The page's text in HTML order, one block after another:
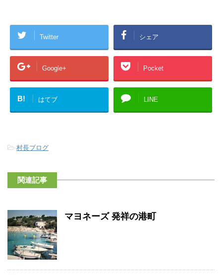
Twitter シェア
Google+ Pocket
B! はてブ LINE
-村長ブログ
関連記事
マヨネーズ 発祥の港町